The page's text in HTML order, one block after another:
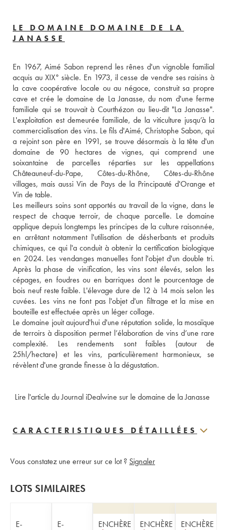
LE DOMAINE DOMAINE DE LA
JANASSE
En 1967, Aimé Sabon reprend les rênes d'un vignoble familial
acquis au XIX° siècle. En 1973, il cesse de vendre ses raisins à
la cave coopérative locale ou au négoce, construit sa propre
cave et crée le domaine de La Janasse, du nom d'une ferme
familiale qui se trouvait à Courthézon au lieu-dit "La Janasse".
L'exploitation est demeurée familiale, de la viticulture jusqu’à la
commercialisation des vins. Le fils d'Aimé, Christophe Sabon, qui
a rejoint son père en 1991, se trouve désormais à la tête d'un
domaine de 90 hectares de vignes, qui comprend une
soixantaine de parcelles réparties sur les appellations
Châteauneuf-du-Pape, Côtes-du-Rhône, Côtes-du-Rhône
villages, mais aussi Vin de Pays de la Principauté d'Orange et
Vin de table.
Les meilleurs soins sont apportés au travail de la vigne, dans le
respect de chaque terroir, de chaque parcelle. Le domaine
applique depuis longtemps les principes de la culture raisonnée,
en arrêtant notamment l'utilisation de désherbants et produits
chimiques, ce qui l'a conduit à obtenir la certification biologique
en 2024. Les vendanges manuelles font l'objet d'un double tri.
Après la phase de vinification, les vins sont élevés, selon les
cépages, en foudres ou en barriques dont le pourcentage de
bois neuf reste faible. L'élevage dure de 12 à 14 mois selon les
cuvées. Les vins ne font pas l'objet d'un filtrage et la mise en
bouteille est effectuée après un léger collage.
Le domaine jouit aujourd'hui d'une réputation solide, la mosaïque
de terroirs à disposition permet l’élaboration de vins d’une rare
complexité. Les rendements sont faibles (autour de
25hl/hectare) et les vins, particulièrement harmonieux, se
révèlent d'une grande finesse à la dégustation.
Lire l'article du Journal iDealwine sur le domaine de la Janasse
CARACTERISTIQUES DÉTAILLÉES
Vous constatez une erreur sur ce lot ? Signaler
LOTS SIMILAIRES
E-
E-
ENCHÈRE ENCHÈRE ENCHÈRE